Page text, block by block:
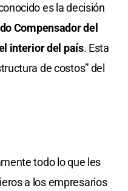
es la decisión
Compensador del
interior del país. Esta
de costos” del
todo lo que les
a los empresarios